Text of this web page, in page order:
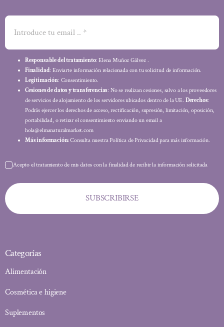
Responsable del tratamiento: Elena Muñoz Gálvez .
Finalidad: Enviarte información relacionada con tu solicitud de información.
Legitimación: Consentimiento.
Cesiones de datos y transferencias: No se realizan cesiones, salvo a los proveedores
de servicios de alojamiento de los servidores ubicados dentro de la UE. Derechos:
Podrás ejercer los derechos de acceso, rectificación, supresión, limitación, oposición,
portabilidad, o retirar el consentimiento enviando un email a
hola@elmanaturalmarket.com
Más información: Consulta nuestra Política de Privacidad para más información.
Acepto el tratamiento de mis datos con la finalidad de recibir la información solicitada
SUBSCRIBIRSE
Categorías
Alimentación
Cosmética e higiene
Suplementos